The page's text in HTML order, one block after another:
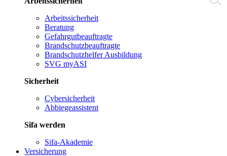
Arbeitssicherheit
Beratung
Gefahrgutbeauftragte
Brandschutzbeauftragte
Brandschutzhelfer Ausbildung
SVG myASI
Sicherheit
Cybersicherheit
Abbiegeassistent
Sifa werden
Sifa-Akademie
Versicherung